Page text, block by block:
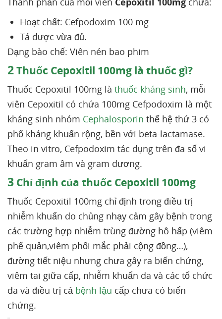
Hoạt chất: Cefpodoxim 100 mg
Tá dược vừa đủ.
Dạng bào chế: Viên nén bao phim
2Thuốc Cepoxitil 100mg là thuốc gì?
Thuốc Cepoxitil 100mg là thuốc kháng sinh, mỗi
viên Cepoxitil có chứa 100mg Cefpodoxim là một
kháng sinh nhóm Cephalosporin thế hệ thứ 3 có
phổ kháng khuẩn rộng, bền với beta-lactamase.
Theo in vitro, Cefpodoxim tác dụng trên đa số vi
khuẩn gram âm và gram dương.
3 Chỉ định của thuốc Cepoxitil 100mg
Thuốc Cepoxitil 100mg chỉ định trong điều trị
nhiễm khuẩn do chủng nhạy cảm gây bệnh trong
các trường hợp nhiễm trùng đường hô hấp (viêm
phế quản,viêm phổi mắc phải cộng đồng…),
đường tiết niệu nhưng chưa gây ra biến chứng,
viêm tai giữa cấp, nhiễm khuẩn da và các tổ chức
da và điều trị cả bệnh lậu cấp chưa có biến
chứng.